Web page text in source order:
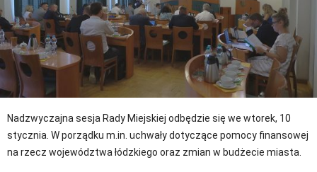
Nadzwyczajna sesja Rady Miejskiej odbędzie się we wtorek, 10
stycznia. W porządku m.in. uchwały dotyczące pomocy finansowej
na rzecz województwa łódzkiego oraz zmian w budżecie miasta.